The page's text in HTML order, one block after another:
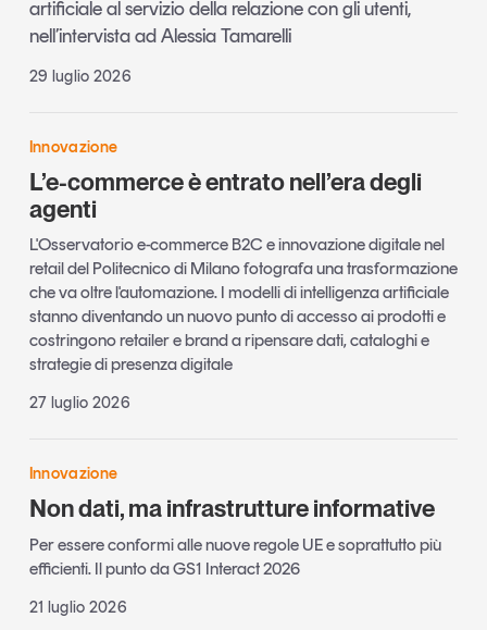
artificiale al servizio della relazione con gli utenti,
nell’intervista ad Alessia Tamarelli
29 luglio 2026
Innovazione
L’e-commerce è entrato nell’era degli
agenti
L'Osservatorio e-commerce B2C e innovazione digitale nel
retail del Politecnico di Milano fotografa una trasformazione
che va oltre l'automazione. I modelli di intelligenza artificiale
stanno diventando un nuovo punto di accesso ai prodotti e
costringono retailer e brand a ripensare dati, cataloghi e
strategie di presenza digitale
27 luglio 2026
Innovazione
Non dati, ma infrastrutture informative
Per essere conformi alle nuove regole UE e soprattutto più
efficienti. Il punto da GS1 Interact 2026
21 luglio 2026